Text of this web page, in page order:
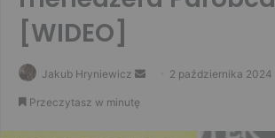
[WIDEO]
Jakub Hryniewicz
Send 2 października 2024
Przeczytasz w minutę